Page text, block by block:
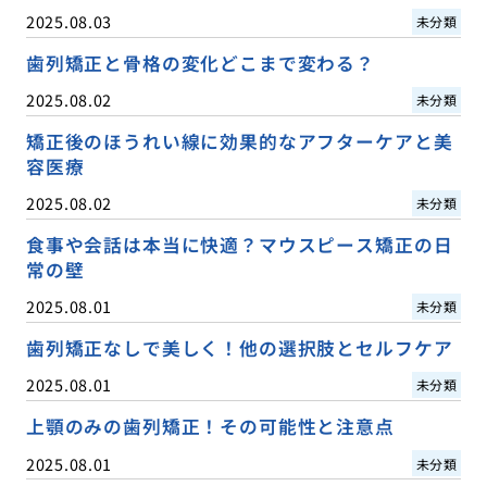
2025.08.03 未分類
歯列矯正と骨格の変化どこまで変わる？
2025.08.02 未分類
矯正後のほうれい線に効果的なアフターケアと美
容医療
2025.08.02 未分類
食事や会話は本当に快適？マウスピース矯正の日
常の壁
2025.08.01 未分類
歯列矯正なしで美しく！他の選択肢とセルフケア
2025.08.01 未分類
上顎のみの歯列矯正！その可能性と注意点
2025.08.01 未分類